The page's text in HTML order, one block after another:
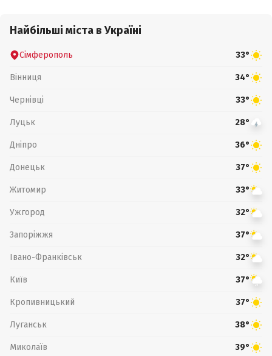
Найбільші міста в Україні
Сімферополь 33°
Вінниця 34°
Чернівці 33°
Луцьк 28°
Дніпро 36°
Донецьк 37°
Житомир 33°
Ужгород 32°
Запоріжжя 37°
Івано-Франківськ 32°
Київ 37°
Кропивницький 37°
Луганськ 38°
Миколаїв 39°